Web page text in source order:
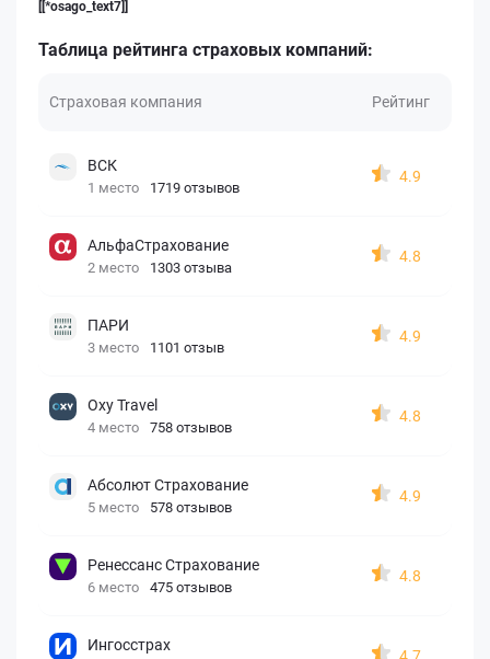
[[*osago_text7]]
Таблица рейтинга страховых компаний:
Страховая компания Рейтинг
ВСК
1 место 1719 отзывов
4.9
АльфаСтрахование
2 место 1303 отзыва
4.8
ПАРИ
3 место 1101 отзыв
4.9
Oxy Travel
4 место 758 отзывов
4.8
Абсолют Страхование
5 место 578 отзывов
4.9
Ренессанс Страхование
6 место 475 отзывов
4.8
Ингосстрах
4.7